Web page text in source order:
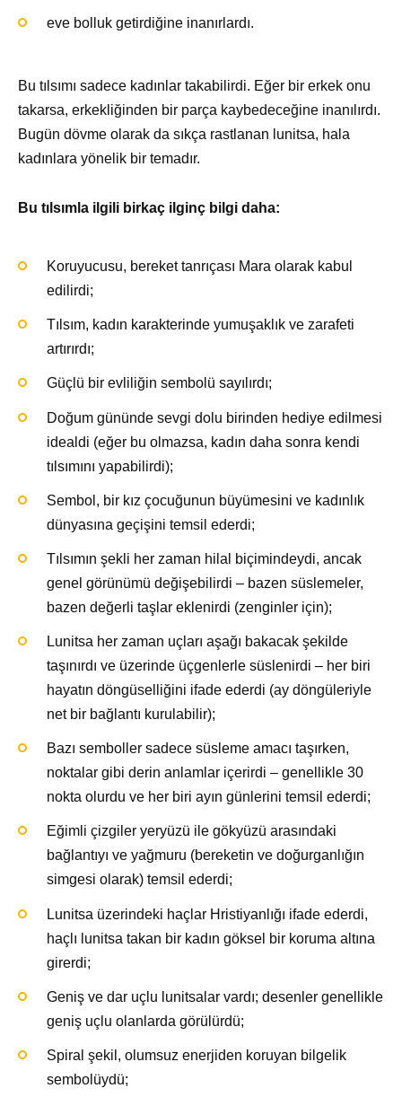
eve bolluk getirdiğine inanırlardı.
Bu tılsımı sadece kadınlar takabilirdi. Eğer bir erkek onu
takarsa, erkekliğinden bir parça kaybedeceğine inanılırdı.
Bugün dövme olarak da sıkça rastlanan lunitsa, hala
kadınlara yönelik bir temadır.
Bu tılsımla ilgili birkaç ilginç bilgi daha:
Koruyucusu, bereket tanrıçası Mara olarak kabul
edilirdi;
Tılsım, kadın karakterinde yumuşaklık ve zarafeti
artırırdı;
Güçlü bir evliliğin sembolü sayılırdı;
Doğum gününde sevgi dolu birinden hediye edilmesi
idealdi (eğer bu olmazsa, kadın daha sonra kendi
tılsımını yapabilirdi);
Sembol, bir kız çocuğunun büyümesini ve kadınlık
dünyasına geçişini temsil ederdi;
Tılsımın şekli her zaman hilal biçimindeydi, ancak
genel görünümü değişebilirdi – bazen süslemeler,
bazen değerli taşlar eklenirdi (zenginler için);
Lunitsa her zaman uçları aşağı bakacak şekilde
taşınırdı ve üzerinde üçgenlerle süslenirdi – her biri
hayatın döngüselliğini ifade ederdi (ay döngüleriyle
net bir bağlantı kurulabilir);
Bazı semboller sadece süsleme amacı taşırken,
noktalar gibi derin anlamlar içerirdi – genellikle 30
nokta olurdu ve her biri ayın günlerini temsil ederdi;
Eğimli çizgiler yeryüzü ile gökyüzü arasındaki
bağlantıyı ve yağmuru (bereketin ve doğurganlığın
simgesi olarak) temsil ederdi;
Lunitsa üzerindeki haçlar Hristiyanlığı ifade ederdi,
haçlı lunitsa takan bir kadın göksel bir koruma altına
girerdi;
Geniş ve dar uçlu lunitsalar vardı; desenler genellikle
geniş uçlu olanlarda görülürdü;
Spiral şekil, olumsuz enerjiden koruyan bilgelik
sembolüydü;